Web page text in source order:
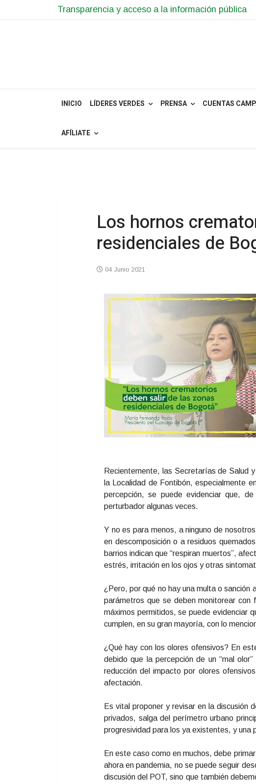
Transparencia y acceso a la información pública
INICIO LÍDERES VERDES PRENSA CUENTAS
AFÍLIATE
Los hornos
residenciales de
04 Junio 2021
Recientemente, las Secretarías de Salud
la Localidad de Fontibón, especialmente
percepción, se puede evidenciar que,
perturbador algunas veces.
Y no es para menos, a ninguno de
en descomposición o a residuos
barrios indican que “respiran muertos”,
estrés, irritación en los ojos y otras
¿Pero, por qué no hay una multa o
parámetros que se deben monitorear con
máximos permitidos, se puede evidenciar
cumplen, en su gran mayoría, con lo
¿Qué hay con los olores ofensivos? En
debido que la percepción de un “mal
reducción del impacto por olores
afectación.
Es vital proponer y revisar en la discusión
privados, salga del perímetro urbano
progresividad para los ya existentes, y una
En este caso como en muchos, debe
ahora en pandemia, no se puede seguir
discusión del POT, sino que también